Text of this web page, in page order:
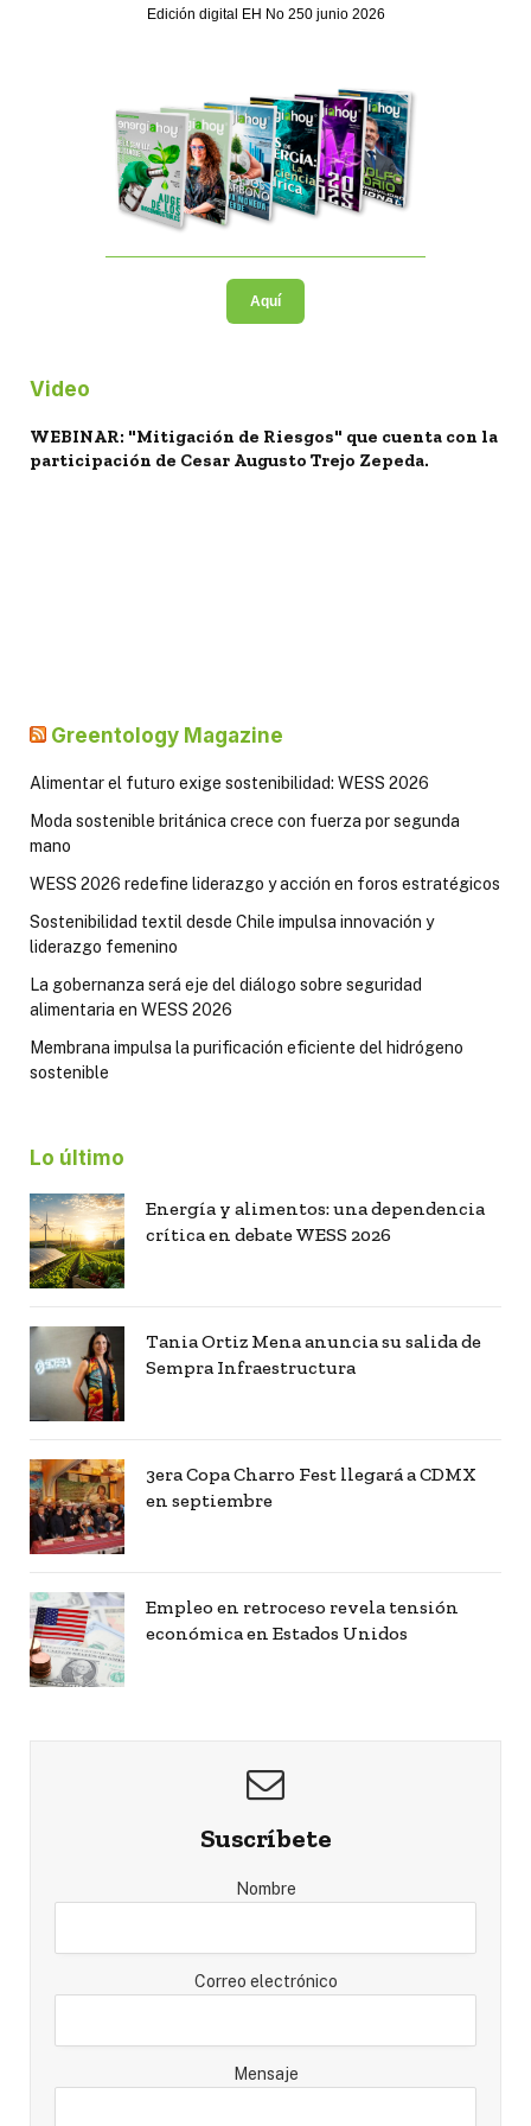
Edición digital EH No 250 junio 2026
Aquí
Video
WEBINAR: "Mitigación de Riesgos" que cuenta con la
participación de Cesar Augusto Trejo Zepeda.
Greentology Magazine
Alimentar el futuro exige sostenibilidad: WESS 2026
Moda sostenible británica crece con fuerza por segunda
mano
WESS 2026 redefine liderazgo y acción en foros estratégicos
Sostenibilidad textil desde Chile impulsa innovación y
liderazgo femenino
La gobernanza será eje del diálogo sobre seguridad
alimentaria en WESS 2026
Membrana impulsa la purificación eficiente del hidrógeno
sostenible
Lo último
Energía y alimentos: una dependencia
crítica en debate WESS 2026
Tania Ortiz Mena anuncia su salida de
Sempra Infraestructura
3era Copa Charro Fest llegará a CDMX
en septiembre
Empleo en retroceso revela tensión
económica en Estados Unidos
Suscríbete
Nombre
Correo electrónico
Mensaje